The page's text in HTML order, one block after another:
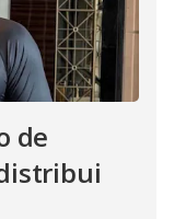
de